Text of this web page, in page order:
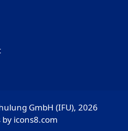
GmbH (IFU), 2026
by icons8.com